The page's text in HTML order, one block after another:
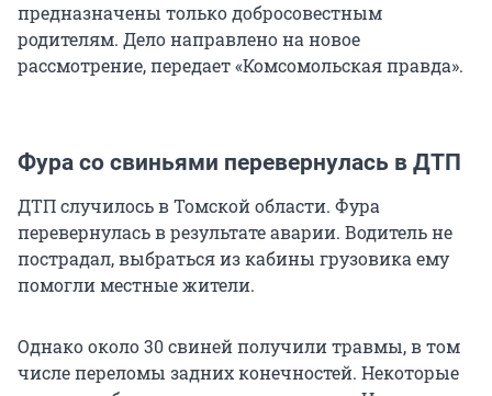
предназначены только добросовестным
родителям. Дело направлено на новое
рассмотрение, передает «Комсомольская правда».
Фура со свиньями перевернулась в ДТП
ДТП случилось в Томской области. Фура
перевернулась в результате аварии. Водитель не
пострадал, выбраться из кабины грузовика ему
помогли местные жители.
Однако около 30 свиней получили травмы, в том
числе переломы задних конечностей. Некоторые